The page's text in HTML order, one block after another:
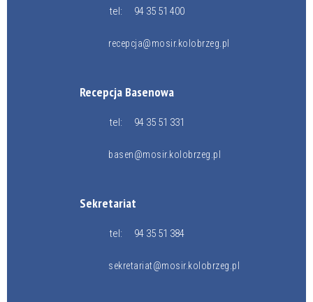
tel: 94 35 51 400
recepcja@mosir.kolobrzeg.pl
Recepcja Basenowa
tel: 94 35 51 331
basen@mosir.kolobrzeg.pl
Sekretariat
tel: 94 35 51 384
sekretariat@mosir.kolobrzeg.pl